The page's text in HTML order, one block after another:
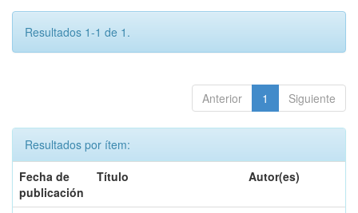
Resultados 1-1 de 1.
Anterior 1 Siguiente
Resultados por ítem:
Fecha de
publicación
Título Autor(es)